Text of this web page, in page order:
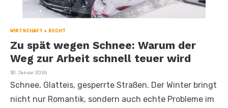
WIRTSCHAFT + RECHT
Zu spät wegen Schnee: Warum der
Weg zur Arbeit schnell teuer wird
Veröffentlicht
30. Januar 2026
Schnee, Glatteis, gesperrte Straßen. Der Winter bringt
nicht nur Romantik, sondern auch echte Probleme im